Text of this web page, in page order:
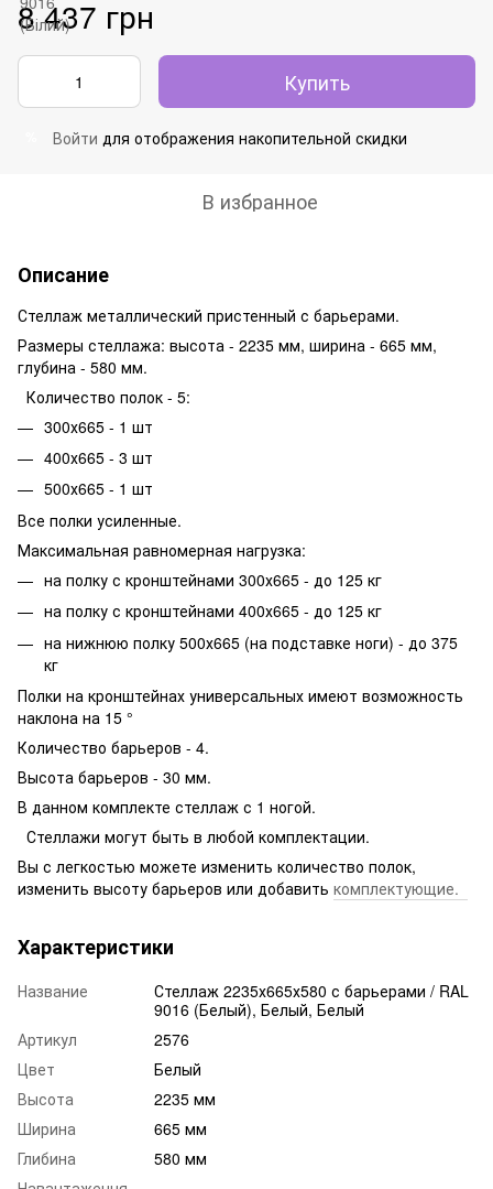
8 437 грн
Купить
Войти для отображения накопительной скидки
В избранное
Описание
Стеллаж металлический пристенный с барьерами.
Размеры стеллажа: высота - 2235 мм, ширина - 665 мм,
глубина - 580 мм.
Количество полок - 5:
300х665 - 1 шт
400х665 - 3 шт
500х665 - 1 шт
Все полки усиленные.
Максимальная равномерная нагрузка:
на полку с кронштейнами 300х665 - до 125 кг
на полку с кронштейнами 400х665 - до 125 кг
на нижнюю полку 500х665 (на подставке ноги) - до 375
кг
Полки на кронштейнах универсальных имеют возможность
наклона на 15 °
Количество барьеров - 4.
Высота барьеров - 30 мм.
В данном комплекте стеллаж с 1 ногой.
Стеллажи могут быть в любой комплектации.
Вы с легкостью можете изменить количество полок,
изменить высоту барьеров или добавить комплектующие.
Характеристики
Название
Стеллаж 2235х665х580 с барьерами / RAL
9016 (Белый), Белый, Белый
Артикул
2576
Цвет
Белый
Высота
2235 мм
Ширина
665 мм
Глибина
580 мм